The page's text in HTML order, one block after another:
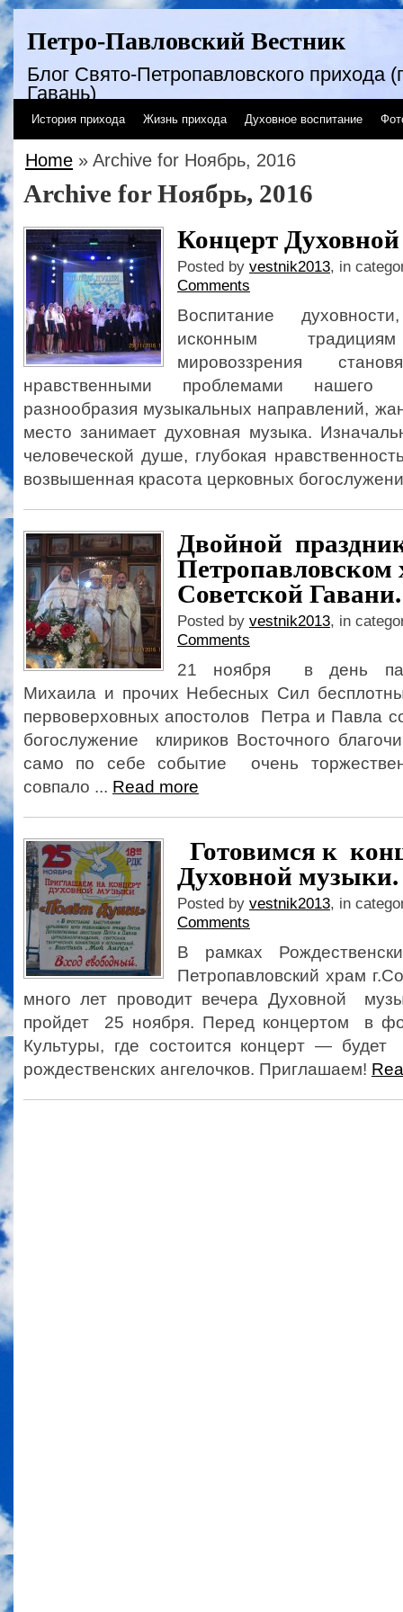
Петро-Павловский Вестник
Блог Свято-Петропавловского прихода
Гавань)
История прихода Жизнь прихода Духовное воспитание
Home » Archive for Ноябрь, 2016
Archive for Ноябрь, 2016
Концерт
Posted by vestnik2013, in
Comments
Воспитание
исконным
мировоззрения
нравственными проблемами нашего
разнообразия музыкальных направлений,
место занимает духовная музыка.
человеческой душе, глубокая
возвышенная красота церковных
Двойной
Петропавловском
Советской Гавани.
Posted by vestnik2013, in
Comments
21 ноября в день
Михаила и прочих Небесных Сил
первоверховных апостолов Петра и Павла
богослужение клириков Восточного
само по себе событие очень
совпало ... Read more
Готовимся к
Духовной музыки.
Posted by vestnik2013, in
Comments
В рамках
Петропавловский храм
много лет проводит вечера Духовной
пройдет 25 ноября. Перед концертом в
Культуры, где состоится концерт — будет
рождественских ангелочков. Приглашаем!